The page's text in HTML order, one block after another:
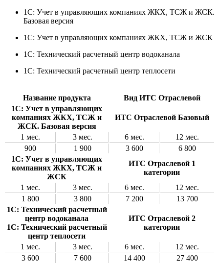
1С: Учет в управляющих компаниях ЖКХ, ТСЖ и ЖСК.
Базовая версия
1С: Учет в управляющих компаниях ЖКХ, ТСЖ и ЖСК
1С: Технический расчетный центр водоканала
1С: Технический расчетный центр теплосети
Название продукта
Вид ИТС Отраслевой
1С: Учет в управляющих
компаниях ЖКХ, ТСЖ и
ЖСК. Базовая версия
ИТС Отраслевой Базовый
1 мес. 3 мес. 6 мес.
12 мес.
900
1 900 3 600
6 800
1С: Учет в управляющих
компаниях ЖКХ, ТСЖ и
ЖСК
ИТС Отраслевой 1
категории
1 мес.
3 мес. 6 мес.
12 мес.
1 800
3 800 7 200
13 700
1С: Технический расчетный
центр водоканала
1С: Технический расчетный
центр теплосети
ИТС Отраслевой 2
категории
1 мес. 3 мес. 6 мес.
12 мес.
3 600
7 600 14 400 27 400